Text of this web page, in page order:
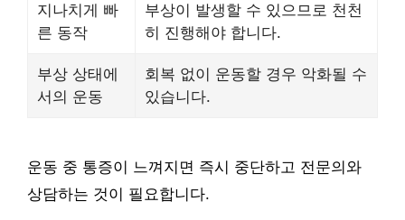
지나치게 빠
른 동작
부상이 발생할 수 있으므로 천천
히 진행해야 합니다.
부상 상태에
서의 운동
회복 없이 운동할 경우 악화될 수
있습니다.
운동 중 통증이 느껴지면 즉시 중단하고 전문의와
상담하는 것이 필요합니다.